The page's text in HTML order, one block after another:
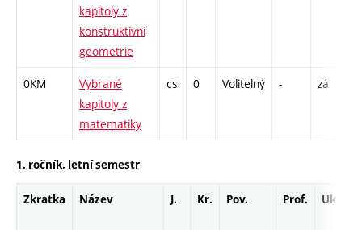
kapitoly z
konstruktivní
geometrie
0KM
Vybrané
kapitoly z
matematiky
cs 0 Volitelný - zá
1. ročník, letní semestr
Zkratka Název J. Kr. Pov. Prof. Uk.